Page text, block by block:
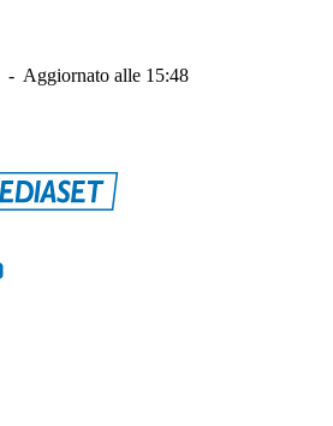
- Aggiornato alle 15:48